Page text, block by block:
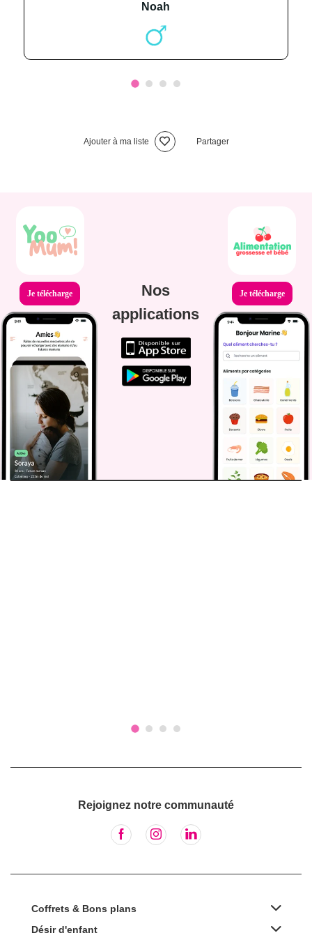
noah
Ajouter à ma liste Partager
Je télécharge
Nos
applications
Je télécharge
Rejoignez notre communauté
Coffrets & Bons plans
Désir d'enfant